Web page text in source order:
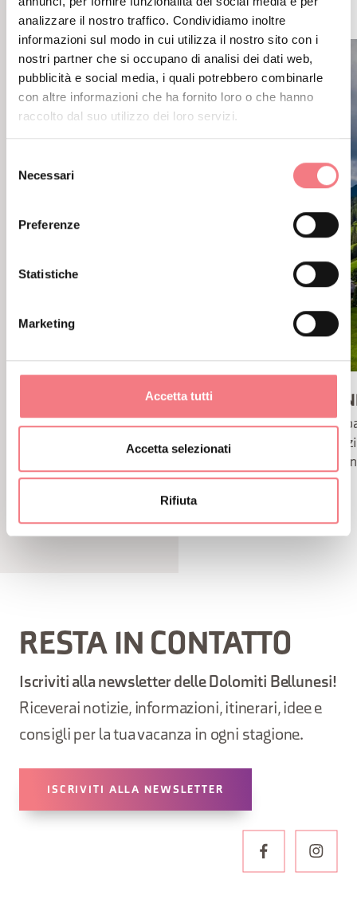
analizzare il nostro traffico. Condividiamo inoltre
informazioni sul modo in cui utilizza il nostro sito con i
nostri partner che si occupano di analisi dei dati web,
pubblicità e social media, i quali potrebbero combinarle
con altre informazioni che ha fornito loro o che hanno
raccolto dal suo utilizzo dei loro servizi.
delNecessari
Preferenze
Statistiche
Marketing
Accetta tutti
Accetta selezionati
Rifiuta
DA PESCUL AL RIFUGIO
AQUILEIA
Una facile passeggiata che porta
dove ammirare mucche e cavalli
DA
Una
RESTA IN CONTATTO
Iscriviti alla newsletter delle Dolomiti Bellunesi!
Riceverai notizie, informazioni, itinerari, idee e
consigli per la tua vacanza in ogni stagione.
ISCRIVITI ALLA NEWSLETTER